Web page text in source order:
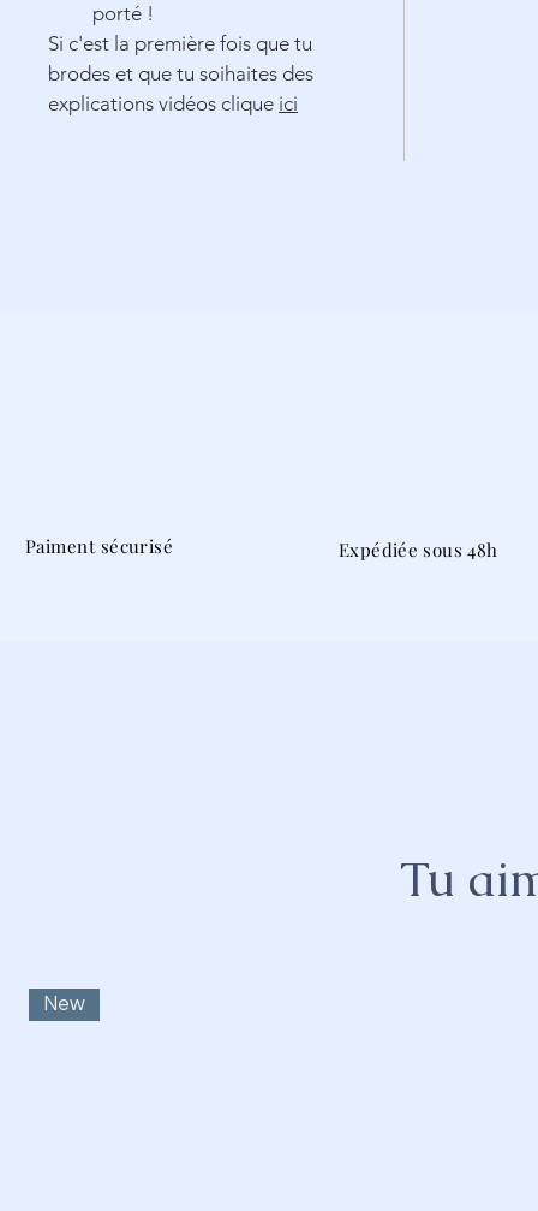
porté !
Si c'est la première fois que tu
brodes et que tu soihaites des
explications vidéos clique ici
Tu
New
Paiment sécurisé Expédiée sous 48h